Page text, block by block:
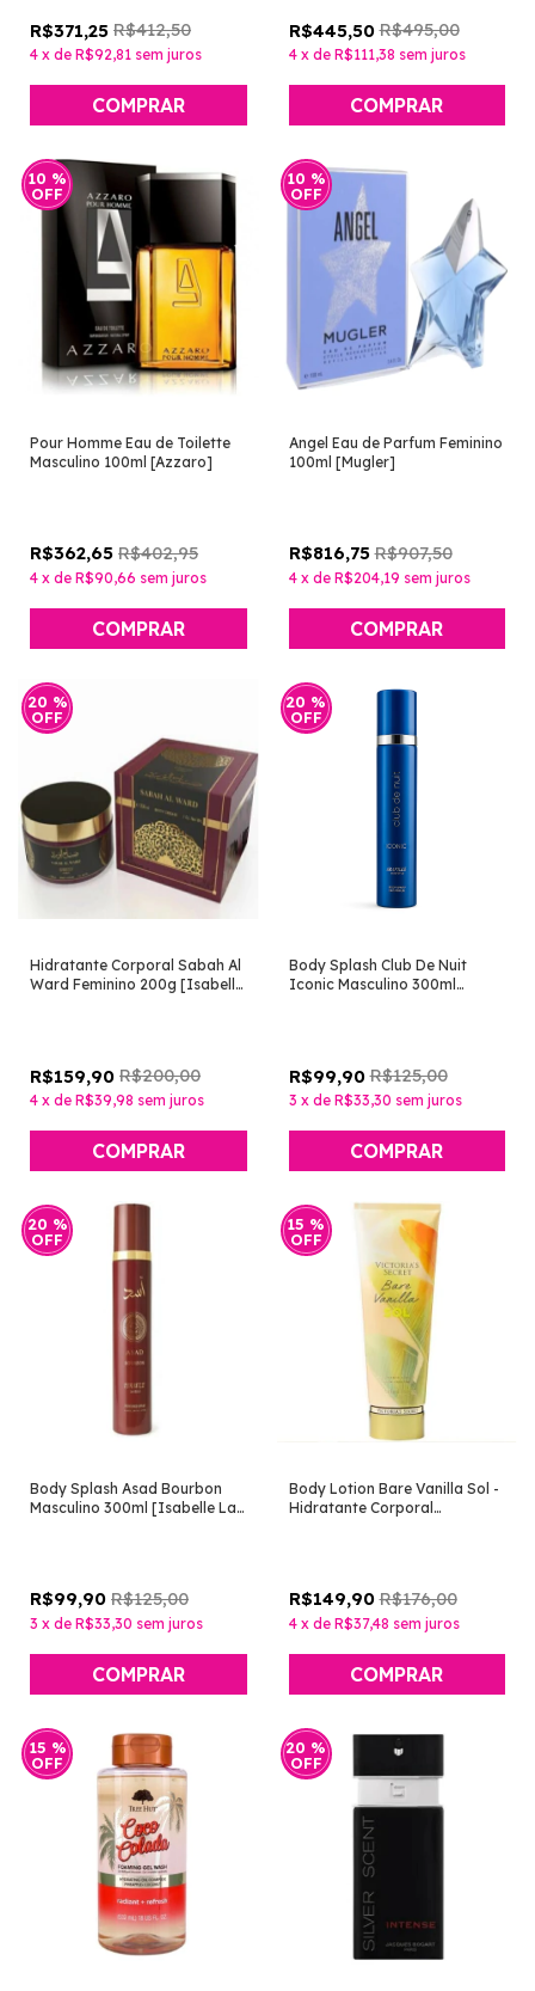
R$371,25 R$412,50
4 x de R$92,81 sem juros
R$445,50 R$495,00
4 x de R$111,38 sem juros
10 %
OFF
Pour Homme Eau de Toilette
Masculino 100ml [Azzaro]
R$362,65 R$402,95
4 x de R$90,66 sem juros
10 %
OFF
Angel Eau de Parfum Feminino
100ml [Mugler]
R$816,75 R$907,50
4 x de R$204,19 sem juros
20 %
OFF
Hidratante Corporal Sabah Al
Ward Feminino 200g [Isabelle
R$159,90 R$200,00
4 x de R$39,98 sem juros
20 %
OFF
Body Splash Club De Nuit
Iconic Masculino 300ml
R$99,90 R$125,00
3 x de R$33,30 sem juros
20 %
OFF
Body Splash Asad Bourbon
Masculino 300ml [Isabelle La
R$99,90 R$125,00
3 x de R$33,30 sem juros
15 %
OFF
Body Lotion Bare Vanilla Sol -
Hidratante Corporal
R$149,90 R$176,00
4 x de R$37,48 sem juros
15 %
OFF
20 %
OFF